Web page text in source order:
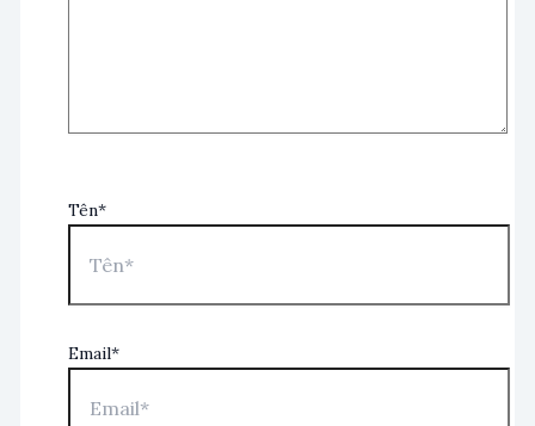
Tên*
Email*